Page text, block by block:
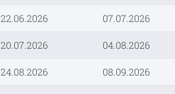
22.06.2026 07.07.2026
20.07.2026 04.08.2026
24.08.2026 08.09.2026